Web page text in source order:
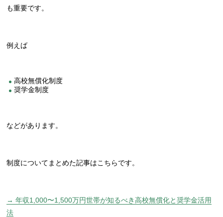
も重要です。
例えば
高校無償化制度
奨学金制度
などがあります。
制度についてまとめた記事はこちらです。
→ 年収1,000〜1,500万円世帯が知るべき高校無償化と奨学金活用
法